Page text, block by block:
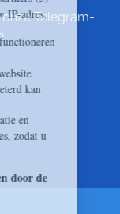
Telegram-